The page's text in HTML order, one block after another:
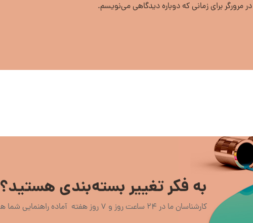
مرورگر برای زمانی که دوباره دیدگاهی می‌نویسم.
به فکر تغییر بسته‌بندی هستید؟
کارشناسان ما در 24 ساعت روز و 7 روز هفته آماده راهنمایی شما هستند.